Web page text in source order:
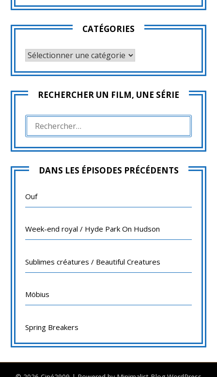
CATÉGORIES
CATÉGORIES
RECHERCHER UN FILM, UNE SÉRIE
RECHERCHER :
DANS LES ÉPISODES PRÉCÉDENTS
Ouf
Week-end royal / Hyde Park On Hudson
Sublimes créatures / Beautiful Creatures
Möbius
Spring Breakers